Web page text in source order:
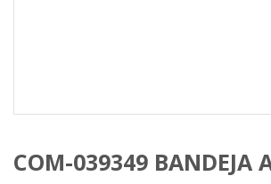
COM-039349 BANDEJA